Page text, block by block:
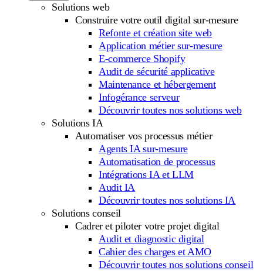
Solutions web
Construire votre outil digital sur-mesure
Refonte et création site web
Application métier sur-mesure
E-commerce Shopify
Audit de sécurité applicative
Maintenance et hébergement
Infogérance serveur
Découvrir toutes nos solutions web
Solutions IA
Automatiser vos processus métier
Agents IA sur-mesure
Automatisation de processus
Intégrations IA et LLM
Audit IA
Découvrir toutes nos solutions IA
Solutions conseil
Cadrer et piloter votre projet digital
Audit et diagnostic digital
Cahier des charges et AMO
Découvrir toutes nos solutions conseil